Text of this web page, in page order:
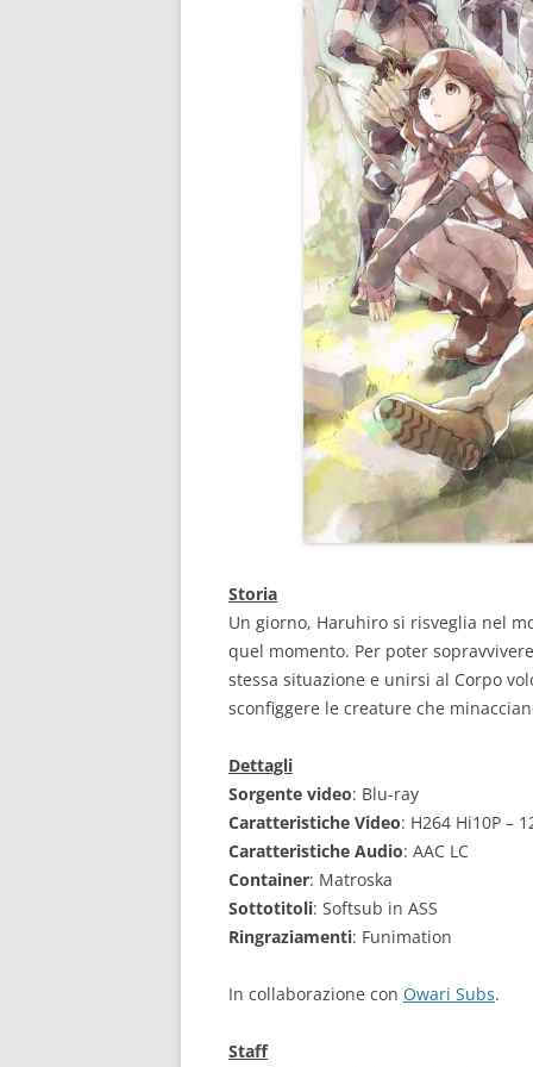
GIRLS UND PANZER DER FILM
HAI TO GENSOU NO GRIMGAR
HIGH SCHOOL FLEET
HIGH SCHOOL FLEET OVA
KOTETSUJO NO KABANERI
KOUYA NO KOTOBUKI
KOUYA NO KOTOBUKI
KANZENBAN
MANARIA FRIENDS
NEJIMAKI SEIREI SENKI:
NO ALDERAMIN
SHINGEKI NO BAHAMUT
SHUMATSU NO IZETTA
STRIKE WITCHES – IL FILM
STRIKE WITCHES – OPERATION
VICTORY ARROW
SUISEI NO GARGANTIA OVA
KOURO, HARUKA
Storia
Un giorno, Haruhiro si risveglia nel
quel momento. Per poter
stessa situazione e unirsi al Corpo
sconfiggere le creature che
Dettagli
Sorgente video: Blu-ray
Caratteristiche Video: H264 Hi10P –
Caratteristiche Audio: AAC LC
Container: Matroska
Sottotitoli: Softsub in ASS
Ringraziamenti: Funimation
In collaborazione con Owari Subs.
Staff